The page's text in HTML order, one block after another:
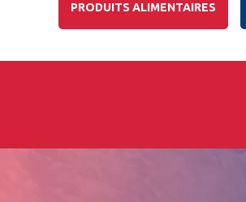
PRODUITS ALIMENTAIRES